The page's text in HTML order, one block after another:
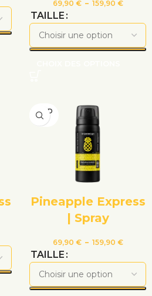
69,90 € – 159,90 €
TAILLE
VEND
U
Pineapple Express
| Spray
69,90 € – 159,90 €
TAILLE